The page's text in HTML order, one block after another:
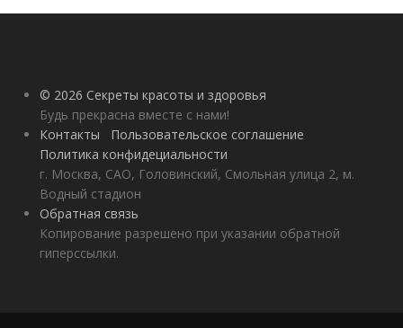
природного и
© 2026 Секреты красоты и здоровья
Будь прекрасна вместе с нами!
Контакты
Пользовательское соглашение
Политика конфидециальности
г. Москва, САО, Головинский, Смольная улица 2, м.
Водный стадион
Обратная связь
Копирование разрешено при указании обратной
гиперссылки.